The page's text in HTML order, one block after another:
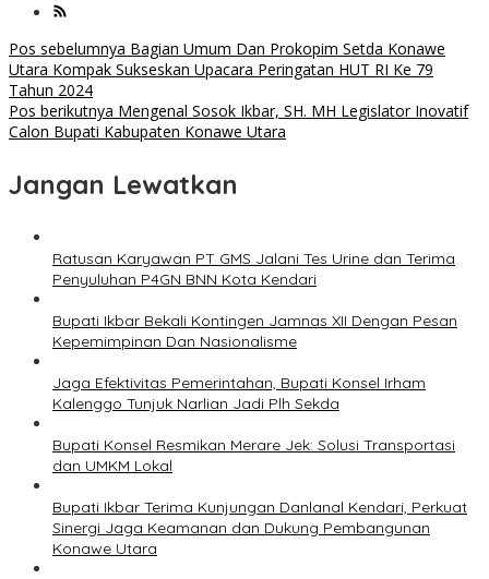
Navigasi
pos
Pos sebelumnya Bagian Umum Dan Prokopim Setda Konawe
Utara Kompak Sukseskan Upacara Peringatan HUT RI Ke 79
Tahun 2024
Pos berikutnya Mengenal Sosok Ikbar, SH. MH Legislator Inovatif
Calon Bupati Kabupaten Konawe Utara
Jangan Lewatkan
Ratusan Karyawan PT GMS Jalani Tes Urine dan Terima
Penyuluhan P4GN BNN Kota Kendari
Bupati Ikbar Bekali Kontingen Jamnas XII Dengan Pesan
Kepemimpinan Dan Nasionalisme
Jaga Efektivitas Pemerintahan, Bupati Konsel Irham
Kalenggo Tunjuk Narlian Jadi Plh Sekda
Bupati Konsel Resmikan Merare Jek: Solusi Transportasi
dan UMKM Lokal
Bupati Ikbar Terima Kunjungan Danlanal Kendari, Perkuat
Sinergi Jaga Keamanan dan Dukung Pembangunan
Konawe Utara